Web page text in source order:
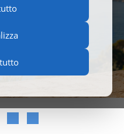
SUMMER
2026